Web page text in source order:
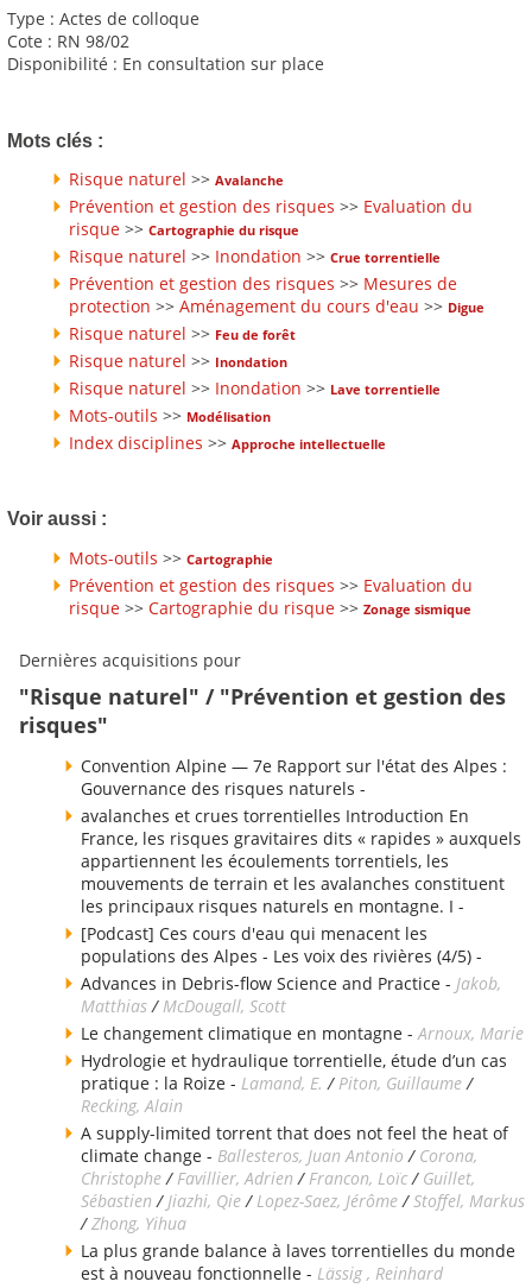
Type : Actes de colloque
Cote : RN 98/02
Disponibilité : En consultation sur place
Mots clés :
Risque naturel >> Avalanche
Prévention et gestion des risques >> Evaluation du
risque >> Cartographie du risque
Risque naturel >> Inondation >> Crue torrentielle
Prévention et gestion des risques >> Mesures de
protection >> Aménagement du cours d'eau >> Digue
Risque naturel >> Feu de forêt
Risque naturel >> Inondation
Risque naturel >> Inondation >> Lave torrentielle
Mots-outils >> Modélisation
Index disciplines >> Approche intellectuelle
Voir aussi :
Mots-outils >> Cartographie
Prévention et gestion des risques >> Evaluation du
risque >> Cartographie du risque >> Zonage sismique
Dernières acquisitions pour
"Risque naturel" / "Prévention et gestion des
risques"
Convention Alpine — 7e Rapport sur l'état des Alpes :
Gouvernance des risques naturels -
avalanches et crues torrentielles Introduction En
France, les risques gravitaires dits « rapides » auxquels
appartiennent les écoulements torrentiels, les
mouvements de terrain et les avalanches constituent
les principaux risques naturels en montagne. I -
[Podcast] Ces cours d'eau qui menacent les
populations des Alpes - Les voix des rivières (4/5) -
Advances in Debris-flow Science and Practice - Jakob,
Matthias/McDougall, Scott
Le changement climatique en montagne -Arnoux, Marie
Hydrologie et hydraulique torrentielle, étude d’un cas
pratique : la Roize - Lamand, E. / Piton, Guillaume/
Recking, Alain
A supply-limited torrent that does not feel the heat of
climate change - Ballesteros, Juan Antonio / Corona,
Christophe/ Favillier, Adrien / Francon, Loïc/ Guillet,
Sébastien / Jiazhi, Qie/ Lopez-Saez, Jérôme/Stoffel, Markus
/Zhong, Yihua
La plus grande balance à laves torrentielles du monde
est à nouveau fonctionnelle - Lässig , Reinhard